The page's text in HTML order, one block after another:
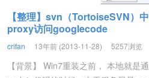
【整理】svn（TortoiseSVN）
proxy访问googlecode
crifan 13年前 (2013-11-28) 5257浏览
【背景】 Win7重装之前， 本地就是